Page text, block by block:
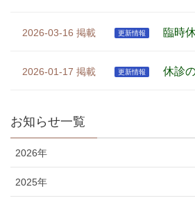
2026-03-16 更新情報 臨時
2026-01-17 更新情報 休診
お知らせ一覧
2026年
2025年